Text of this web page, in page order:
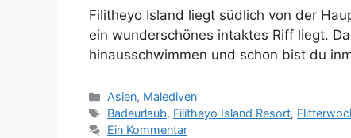
Filitheyo Island liegt südlich von der
ein wunderschönes intaktes Riff liegt.
hinausschwimmen und schon bist du
Kategorien
Asien, Malediven
Schlagwörter
Badeurlaub, Filitheyo Island Resort,
Ein Kommentar